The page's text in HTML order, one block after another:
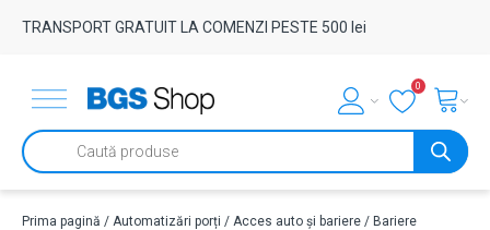
TRANSPORT GRATUIT LA COMENZI PESTE 500 lei
0
Products
search
Prima pagină / Automatizări porți / Acces auto și bariere / Bariere